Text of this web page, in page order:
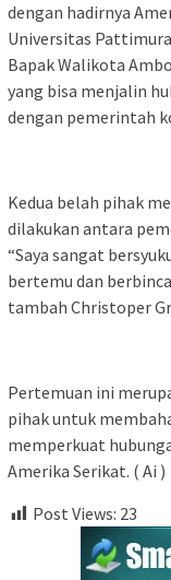
dengan hadirnya
Universitas
Bapak Walikota
yang bisa menjalin
dengan pemerintah
Kedua belah pihak
dilakukan antara
“Saya sangat
bertemu dan
tambah Christoper
Pertemuan ini
pihak untuk
memperkuat
Amerika Serikat. ( Ai )
Post Views: 23